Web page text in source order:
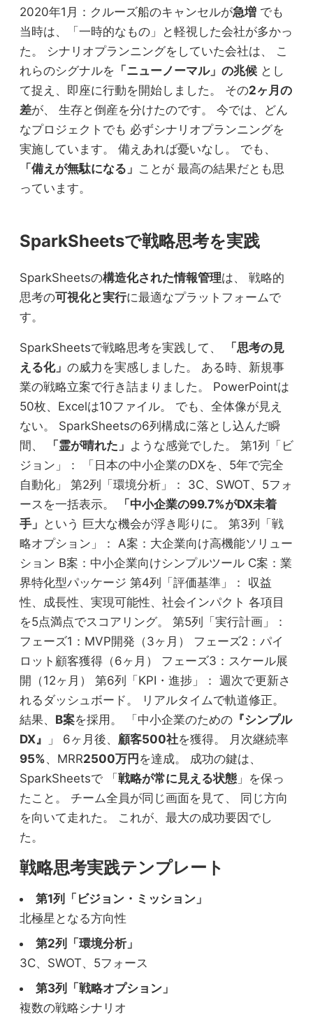
2020年1月：クルーズ船のキャンセルが急増 でも
当時は、「一時的なもの」と軽視した会社が多かっ
た。 シナリオプランニングをしていた会社は、 こ
れらのシグナルを 「ニューノーマル」の兆候 とし
て捉え、即座に行動を開始しました。 その2ヶ月の
差が、 生存と倒産を分けたのです。 今では、どん
なプロジェクトでも 必ずシナリオプランニングを
実施しています。 備えあれば憂いなし。 でも、
「備えが無駄になる」 ことが 最高の結果だとも思
っています。
SparkSheetsで戦略思考を実践
SparkSheetsの構造化された情報管理は、 戦略的
思考の可視化と実行に最適なプラットフォームで
す。
SparkSheetsで戦略思考を実践して、
「思考の見
える化」 の威力を実感しました。 ある時、新規事
業の戦略立案で行き詰まりました。 PowerPointは
50枚、Excelは10ファイル。 でも、全体像が見え
ない。 SparkSheetsの6列構成に落とし込んだ瞬
間、
「霊が晴れた」 ような感覚でした。 第1列「ビ
ジョン」： 「日本の中小企業のDXを、5年で完全
自動化」 第2列「環境分析」： 3C、SWOT、5フォ
ースを一括表示。
「中小企業の99.7%がDX未着
手」 という 巨大な機会が浮き彫りに。 第3列「戦
略オプション」： A案：大企業向け高機能ソリュー
ション B案：中小企業向けシンプルツール C案：業
界特化型パッケージ 第4列「評価基準」： 収益
性、成長性、実現可能性、社会インパクト 各項目
を5点満点でスコアリング。 第5列「実行計画」：
フェーズ1：MVP開発（3ヶ月） フェーズ2：パイ
ロット顧客獲得（6ヶ月） フェーズ3：スケール展
開（12ヶ月） 第6列「KPI・進捗」： 週次で更新さ
れるダッシュボード。 リアルタイムで軌道修正。
結果、 B案を採用。 「中小企業のための 『シンプル
DX』
」 6ヶ月後、 顧客500社を獲得。 月次継続率
95%、MRR2500万円 を達成。 成功の鍵は、
SparkSheetsで 「 戦略が常に見える状態 」を保っ
たこと。 チーム全員が同じ画面を見て、 同じ方向
を向いて走れた。 これが、最大の成功要因でし
た。
戦略思考実践テンプレート
第1列「ビジョン・ミッション」
北極星となる方向性
第2列「環境分析」
3C、SWOT、5フォース
第3列「戦略オプション」
複数の戦略シナリオ